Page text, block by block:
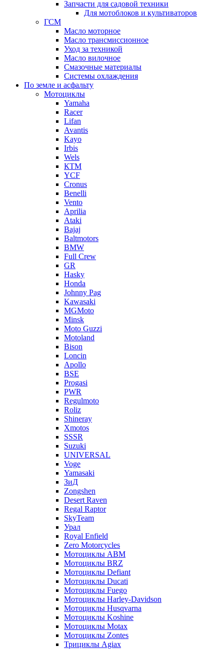
Запчасти для садовой техники
Для мотоблоков и культиваторов
ГСМ
Масло моторное
Масло трансмиссионное
Уход за техникой
Масло вилочное
Смазочные материалы
Системы охлаждения
По земле и асфальту
Мотоциклы
Yamaha
Racer
Lifan
Avantis
Kayo
Irbis
Wels
КТМ
YCF
Cronus
Benelli
Vento
Aprilia
Ataki
Bajaj
Baltmotors
BMW
Full Crew
GR
Hasky
Honda
Johnny Pag
Kawasaki
MGMoto
Minsk
Moto Guzzi
Motoland
Bison
Loncin
Apollo
BSE
Progasi
PWR
Regulmoto
Roliz
Shineray
Xmotos
SSSR
Suzuki
UNIVERSAL
Voge
Yamasaki
ЗиД
Zongshen
Desert Raven
Regal Raptor
SkyTeam
Урал
Royal Enfield
Zero Motorcycles
Мотоциклы ABM
Мотоциклы BRZ
Мотоциклы Defiant
Мотоциклы Ducati
Мотоциклы Fuego
Мотоциклы Harley-Davidson
Мотоциклы Husqvarna
Мотоциклы Koshine
Мотоциклы Motax
Мотоциклы Zontes
Трициклы Agiax